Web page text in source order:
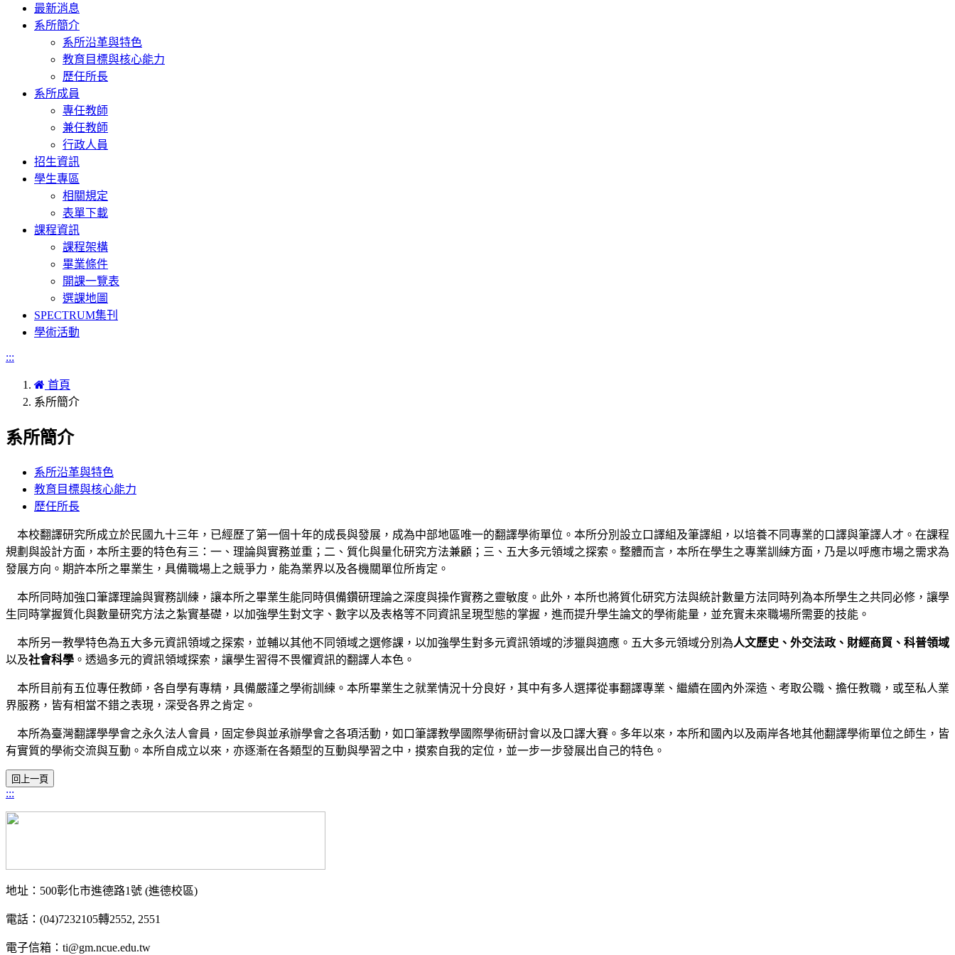
Toggle
navigation
最新消息
系所簡介
系所沿革與特色
教育目標與核心能力
歷任所長
系所成員
專任教師
兼任教師
行政人員
招生資訊
學生專區
相關規定
表單下載
課程資訊
課程架構
畢業條件
開課一覽表
選課地圖
SPECTRUM集刊
學術活動
:::
首頁
系所簡介
系所簡介
系所沿革與特色
教育目標與核心能力
歷任所長
本校翻譯研究所成立於民國九十三年，已經歷了第一個十年的成長與發展，成為中部地區唯一的翻譯學術單位。本所分別設立口譯組及筆譯組，以培養不同專業的口譯與筆譯人才。在課程
規劃與設計方面，本所主要的特色有三：一、理論與實務並重；二、質化與量化研究方法兼顧；三、五大多元領域之探索。整體而言，本所在學生之專業訓練方面，乃是以呼應市場之需求為
發展方向。期許本所之畢業生，具備職場上之競爭力，能為業界以及各機關單位所肯定。
本所同時加強口筆譯理論與實務訓練，讓本所之畢業生能同時俱備鑽研理論之深度與操作實務之靈敏度。此外，本所也將質化研究方法與統計數量方法同時列為本所學生之共同必修，讓學
生同時掌握質化與數量研究方法之紮實基礎，以加強學生對文字、數字以及表格等不同資訊呈現型態的掌握，進而提升學生論文的學術能量，並充實未來職場所需要的技能。
本所另一教學特色為五大多元資訊領域之探索，並輔以其他不同領域之選修課，以加強學生對多元資訊領域的涉獵與適應。五大多元領域分別為人文歷史、外交法政、財經商貿、科普領域
以及社會科學 。透過多元的資訊領域探索，讓學生習得不畏懼資訊的翻譯人本色。
本所目前有五位專任教師，各自學有專精，具備嚴謹之學術訓練。本所畢業生之就業情況十分良好，其中有多人選擇從事翻譯專業、繼續在國內外深造、考取公職、擔任教職，或至私人業
界服務，皆有相當不錯之表現，深受各界之肯定。
本所為臺灣翻譯學學會之永久法人會員，固定參與並承辦學會之各項活動，如口筆譯教學國際學術研討會以及口譯大賽。多年以來，本所和國內以及兩岸各地其他翻譯學術單位之師生，皆
有實質的學術交流與互動。本所自成立以來，亦逐漸在各類型的互動與學習之中，摸索自我的定位，並一步一步發展出自己的特色。
:::
地址：500彰化市進德路1號 (進德校區)
電話：(04)7232105轉2552, 2551
電子信箱：ti@gm.ncue.edu.tw